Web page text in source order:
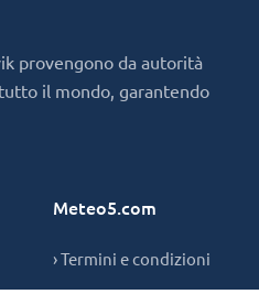
provengono da autorità
il mondo, garantendo
Meteo5.com
› Termini e condizioni